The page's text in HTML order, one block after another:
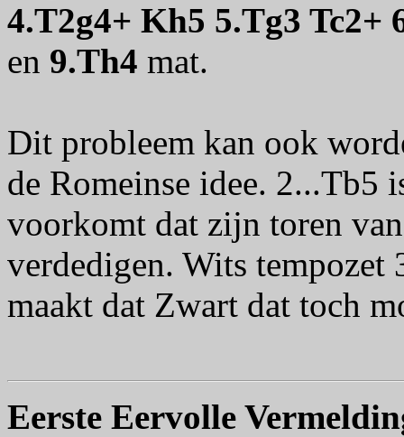
4.T2g4+ Kh5 5.Tg3 Tc2+
en 9.Th4 mat.
Dit probleem kan ook
de Romeinse idee. 2...Tb5
voorkomt dat zijn toren
verdedigen. Wits tempozet
maakt dat Zwart dat toch
Eerste Eervolle